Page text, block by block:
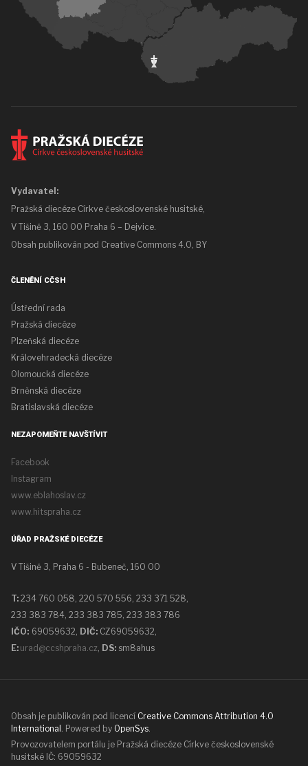
Vydavatel:
Pražská diecéze Církve československé husitské,
V Tišině 3, 160 00 Praha 6 – Dejvice.
Obsah publikován pod Creative Commons 4.0, BY
ČLENĚNÍ CČSH
Ústřední rada
Pražská diecéze
Plzeňská diecéze
Královehradecká diecéze
Olomoucká diecéze
Brněnská diecéze
Bratislavská diecéze
NEZAPOMEŇTE NAVŠTÍVIT
Facebook
Instagram
www.eblahoslav.cz
www.hitspraha.cz
ÚŘAD PRAŽSKÉ DIECÉZE
V Tišině 3, Praha 6 - Bubeneč, 160 00
T: 234 760 058, 220 570 556, 233 371 528,
233 383 784, 233 383 785, 233 383 786
IČO: 69059632, DIČ: CZ69059632
E: urad@ccshpraha.cz DS: sm8ahus
Obsah je publikován pod licencí Creative Commons Attribution 4.0
International
. Powered by OpenSys
Provozovatelem portálu je Pražská diecéze Církve československé
husitské IČ: 69059632